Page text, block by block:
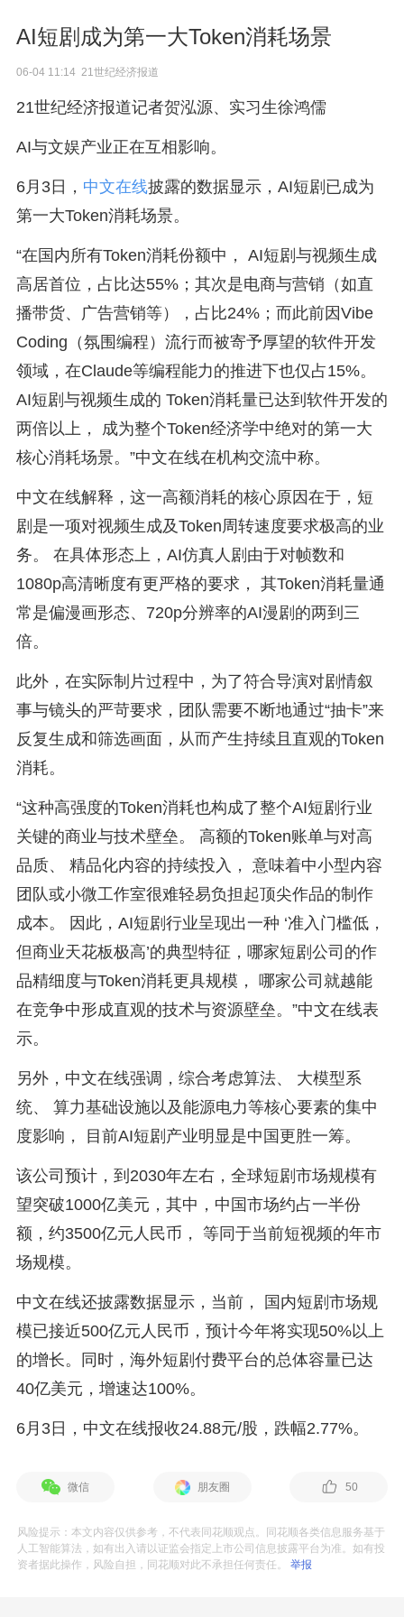
AI短剧成为第一大Token消耗场景
06-04 11:14 21世纪经济报道
21世纪经济报道记者贺泓源、实习生徐鸿儒
AI与文娱产业正在互相影响。
6月3日， 中文在线披露的数据显示，AI短剧已成为
第一大Token消耗场景。
“在国内所有Token消耗份额中， AI短剧与视频生成
高居首位，占比达55%；其次是电商与营销（如直
播带货、广告营销等），占比24%；而此前因Vibe
Coding（氛围编程）流行而被寄予厚望的软件开发
领域，在Claude等编程能力的推进下也仅占15%。
AI短剧与视频生成的 Token消耗量已达到软件开发的
两倍以上， 成为整个Token经济学中绝对的第一大
核心消耗场景。”中文在线在机构交流中称。
中文在线解释，这一高额消耗的核心原因在于，短
剧是一项对视频生成及Token周转速度要求极高的业
务。 在具体形态上，AI仿真人剧由于对帧数和
1080p高清晰度有更严格的要求， 其Token消耗量通
常是偏漫画形态、720p分辨率的AI漫剧的两到三
倍。
此外，在实际制片过程中，为了符合导演对剧情叙
事与镜头的严苛要求，团队需要不断地通过“抽卡”来
反复生成和筛选画面，从而产生持续且直观的Token
消耗。
“这种高强度的Token消耗也构成了整个AI短剧行业
关键的商业与技术壁垒。 高额的Token账单与对高
品质、 精品化内容的持续投入， 意味着中小型内容
团队或小微工作室很难轻易负担起顶尖作品的制作
成本。 因此，AI短剧行业呈现出一种 ‘准入门槛低，
但商业天花板极高’的典型特征，哪家短剧公司的作
品精细度与Token消耗更具规模， 哪家公司就越能
在竞争中形成直观的技术与资源壁垒。”中文在线表
示。
另外，中文在线强调，综合考虑算法、 大模型系
统、 算力基础设施以及能源电力等核心要素的集中
度影响， 目前AI短剧产业明显是中国更胜一筹。
该公司预计，到2030年左右，全球短剧市场规模有
望突破1000亿美元，其中，中国市场约占一半份
额，约3500亿元人民币， 等同于当前短视频的年市
场规模。
中文在线还披露数据显示，当前， 国内短剧市场规
模已接近500亿元人民币，预计今年将实现50%以上
的增长。同时，海外短剧付费平台的总体容量已达
40亿美元，增速达100%。
6月3日，中文在线报收24.88元/股，跌幅2.77%。
微信 朋友圈 50
风险提示：本文内容仅供参考，不代表同花顺观点。同花顺各类信息服务基于
人工智能算法，如有出入请以证监会指定上市公司信息披露平台为准。如有投
资者据此操作，风险自担，同花顺对此不承担任何责任。举报